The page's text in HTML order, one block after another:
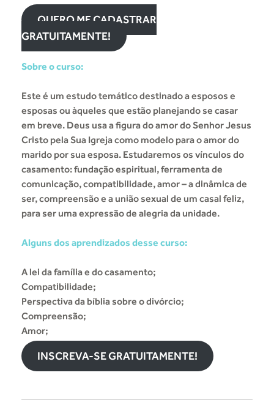
QUERO ME CADASTRAR
GRATUITAMENTE!
Sobre o curso:
Este é um estudo temático destinado a esposos e
esposas ou àqueles que estão planejando se casar
em breve. Deus usa a figura do amor do Senhor Jesus
Cristo pela Sua Igreja como modelo para o amor do
marido por sua esposa. Estudaremos os vínculos do
casamento: fundação espiritual, ferramenta de
comunicação, compatibilidade, amor – a dinâmica de
ser, compreensão e a união sexual de um casal feliz,
para ser uma expressão de alegria da unidade.
Alguns dos aprendizados desse curso:
A lei da família e do casamento;
Compatibilidade;
Perspectiva da bíblia sobre o divórcio;
Compreensão;
Amor;
INSCREVA-SE GRATUITAMENTE!